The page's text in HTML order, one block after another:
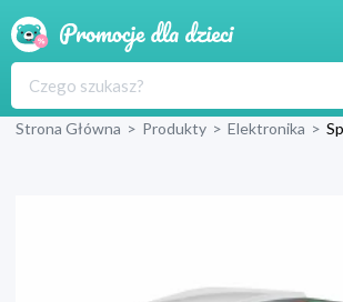
Produkty
Wyprawka
Strona Główna > Produkty > Elektronika >